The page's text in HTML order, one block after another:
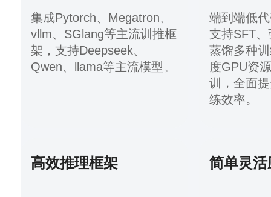
集成Pytorch、Megatron、
vllm、SGlang等主流训推框
架，支持Deepseek、
Qwen、llama等主流模型。
端到端低
支持SFT
蒸馏多种
度GPU资
训，全面
练效率。
高效推理框架 简单灵